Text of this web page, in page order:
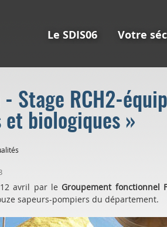
Le SDIS06 Votre
- Stage RCH2-
et biologiques »
avril par le Groupement fonctionnel
sapeurs-pompiers du département.